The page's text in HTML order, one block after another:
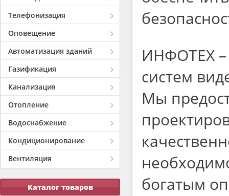
Телефонизация
Оповещение
Автоматизация зданий
Газификация
Канализация
Отопление
Водоснабжение
Кондиционирование
Вентиляция
Каталог товаров
ИНФОТЕХ –
систем
Мы
богатым